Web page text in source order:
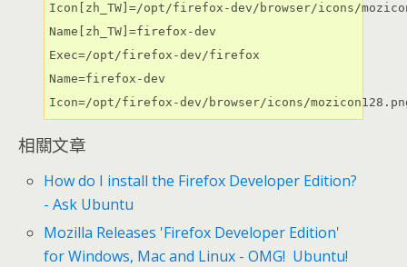
Icon[zh_TW]=/opt/firefox-dev/browser/icons/
Name[zh_TW]=firefox-dev
Exec=/opt/firefox-dev/firefox
Name=firefox-dev
Icon=/opt/firefox-dev/browser/icons/
相關文章
How do I install the Firefox Developer Edition?
- Ask Ubuntu
Mozilla Releases 'Firefox Developer Edition'
for Windows, Mac and Linux - OMG! Ubuntu!